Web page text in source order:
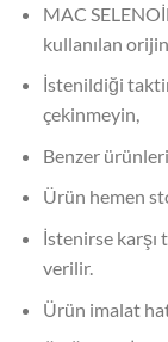
MAC
kullanılan
İstenildiği
çekinmeyin,
Benzer
Ürün hemen
İstenirse
verilir.
Ürün imalat